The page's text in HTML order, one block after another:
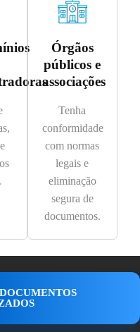
Órgãos
públicos e
associações
Tenha
conformidade
com normas
legais e
eliminação
segura de
documentos.